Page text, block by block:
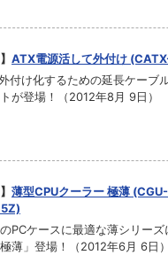
ATX電源活して外付け
付け化するための延長ケーブ
が登場！（2012年8月 9日）
薄型CPUクーラー 極薄 (CGU-
PCケースに最適な薄シリー
薄」登場！（2012年6月 6日）